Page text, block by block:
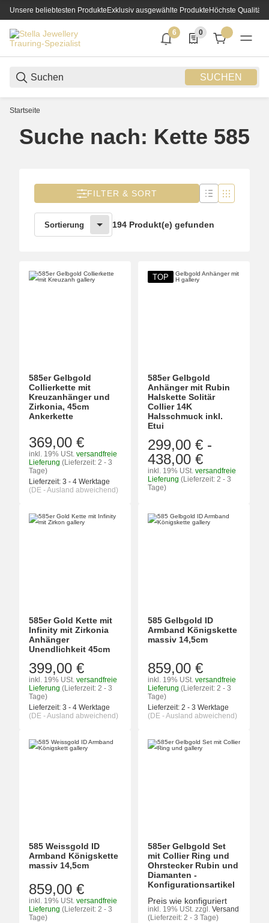
Unsere beliebtesten ProdukteExklusiv ausgewählte ProdukteHöchste Qualität
SUCHEN
6
6 neue Notifizierungen
0
0 Produkte in der
Startseite
Suche nach: Kette 585
FILTER & SORT
Sortierung 194 Produkt(e) gefunden
585er Gelbgold
Collierkette mit
Kreuzanhänger und
Zirkonia, 45cm
Ankerkette
369,00 €
inkl. 19% USt. versandfreie
Lieferung (Lieferzeit: 2 - 3
Tage)
Lieferzeit: 3 - 4 Werktage
(DE - Ausland abweichend)
TOP
585er Gelbgold
Anhänger mit Rubin
Halskette Solitär
Collier 14K
Halsschmuck inkl.
Etui
299,00 € -
438,00 €
inkl. 19% USt. versandfreie
Lieferung (Lieferzeit: 2 - 3
Tage)
585er Gold Kette mit
Infinity mit Zirkonia
Anhänger
Unendlichkeit 45cm
399,00 €
inkl. 19% USt. versandfreie
Lieferung (Lieferzeit: 2 - 3
Tage)
Lieferzeit: 3 - 4 Werktage
(DE - Ausland abweichend)
585 Gelbgold ID
Armband Königskette
massiv 14,5cm
859,00 €
inkl. 19% USt. versandfreie
Lieferung (Lieferzeit: 2 - 3
Tage)
Lieferzeit: 2 - 3 Werktage
(DE - Ausland abweichend)
585 Weissgold ID
Armband Königskette
massiv 14,5cm
859,00 €
inkl. 19% USt. versandfreie
Lieferung (Lieferzeit: 2 - 3
Tage)
585er Gelbgold Set
mit Collier Ring und
Ohrstecker Rubin und
Diamanten -
Konfigurationsartikel
Preis wie konfiguriert
inkl. 19% USt. zzgl. Versand
(Lieferzeit: 2 - 3 Tage)